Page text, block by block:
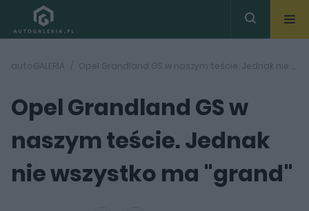
autoGALERIA Opel Grandland GS w naszym teście. Jednak nie wszystko ma "grand"
Opel Grandland GS w
naszym teście. Jednak
nie wszystko ma "grand"